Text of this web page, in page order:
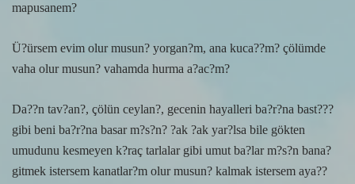
mapusanem?
Ü?ürsem evim olur musun? yorgan?m, ana kuca??m? çölümde
vaha olur musun? vahamda hurma a?ac?m?
Da??n tav?an?, çölün ceylan?, gecenin hayalleri ba?r?na bast???
gibi beni ba?r?na basar m?s?n? ?ak ?ak yar?lsa bile gökten
umudunu kesmeyen k?raç tarlalar gibi umut ba?lar m?s?n bana?
gitmek istersem kanatlar?m olur musun? kalmak istersem aya??